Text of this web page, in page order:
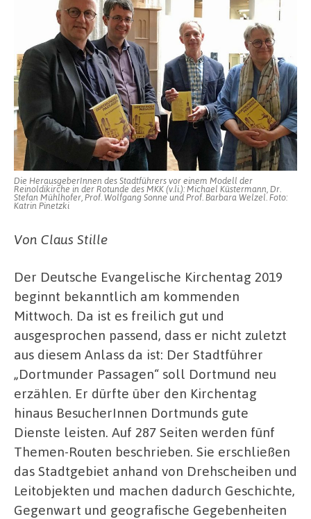
Die HerausgeberInnen des Stadtführers vor einem Modell der
Reinoldikirche in der Rotunde des MKK (v.li.): Michael Küstermann, Dr.
Stefan Mühlhofer, Prof. Wolfgang Sonne und Prof. Barbara Welzel. Foto:
Katrin Pinetzki
Von Claus Stille
Der Deutsche Evangelische Kirchentag 2019
beginnt bekanntlich am kommenden
Mittwoch. Da ist es freilich gut und
ausgesprochen passend, dass er nicht zuletzt
aus diesem Anlass da ist: Der Stadtführer
„Dortmunder Passagen“ soll Dortmund neu
erzählen. Er dürfte über den Kirchentag
hinaus BesucherInnen Dortmunds gute
Dienste leisten. Auf 287 Seiten werden fünf
Themen-Routen beschrieben. Sie erschließen
das Stadtgebiet anhand von Drehscheiben und
Leitobjekten und machen dadurch Geschichte,
Gegenwart und geografische Gegebenheiten